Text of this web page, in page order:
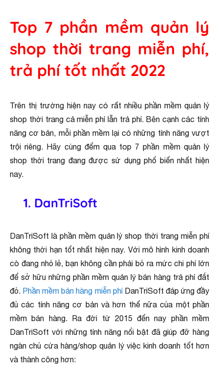
Top 7 phần mềm quản lý
shop thời trang miễn phí,
trả phí tốt nhất 2022
Trên thị trường hiện nay có rất nhiều phần mềm quản lý
shop thời trang cả miễn phí lẫn trả phí. Bên cạnh các tính
năng cơ bản, mỗi phần mềm lại có những tính năng vượt
trội riêng. Hãy cùng đểm qua top 7 phần mềm quản lý
shop thời trang đang được sử dụng phổ biến nhất hiện
nay.
1. DanTriSoft
DanTriSoft là phần mềm quản lý shop thời trang miễn phí
không thời hạn tốt nhất hiện nay. Với mô hình kinh doanh
cò đang nhỏ lẻ, bạn không cần phải bỏ ra mức chi phí lớn
để sở hữu những phần mềm quản lý bán hàng trả phí đắt
đỏ. Phần mềm bán hàng miễn phíDanTriSoft đáp ứng đầy
đủ các tính năng cơ bản và hơn thế nữa của một phần
mềm bán hàng. Ra đời từ 2015 đến nay phần mềm
DanTriSoft với những tính năng nổi bật đã giúp đỡ hàng
ngàn chủ cửa hàng/shop quản lý việc kinh doanh tốt hơn
và thành công hơn: